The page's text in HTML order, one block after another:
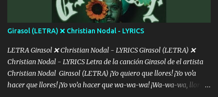
ve el poder que tienes Otro chiste malo son los nombres de tus
álbum's "José, vibras colores con la energía del diablo " ¿Si ...
Girasol (LETRA) ❌ Christian Nodal - LYRICS
LETRA Girasol ❌ Christian Nodal - LYRICS Girasol (LETRA) ❌
Christian Nodal - LYRICS Letra de la canción Girasol de el artista
Christian Nodal Girasol (LETRA) ¡Yo quiero que llores! ¡Yo vo'a
hacer que llores! ¡Yo vo’a hacer que wa-wa-wa! ¡Wa-wa-wa, llores!